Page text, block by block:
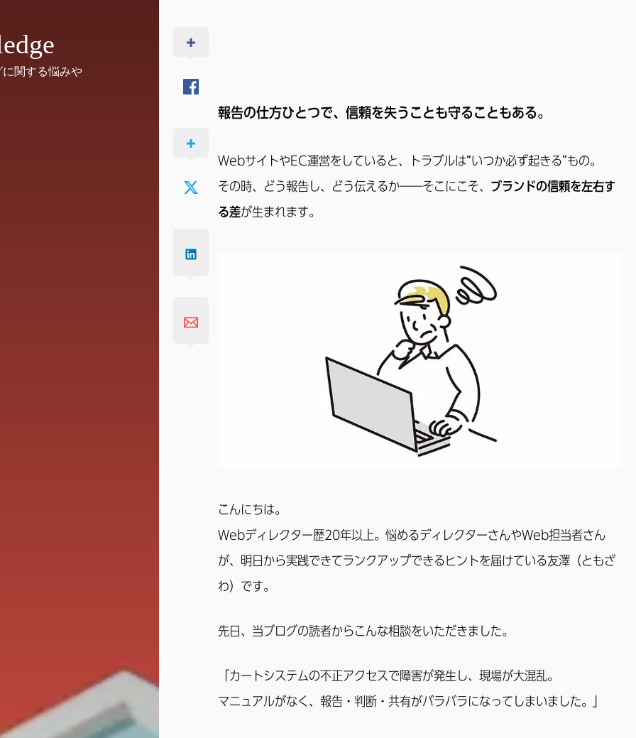
関する悩みや
報告の仕方ひとつで、信頼を失うことも守ることもある。
WebサイトやEC運営をしていると、トラブルは“いつか必ず起きる”もの。
その時、どう報告し、どう伝えるか――そこにこそ、 ブランドの信頼を左右す
る差が生まれます。
こんにちは。
Webディレクター歴20年以上。悩めるディレクターさんやWeb担当者さん
が、明日から実践できてランクアップできるヒントを届けている友澤（ともざ
わ）です。
先日、当ブログの読者からこんな相談をいただきました。
「カートシステムの不正アクセスで障害が発生し、現場が大混乱。
マニュアルがなく、報告・判断・共有がバラバラになってしまいました。」